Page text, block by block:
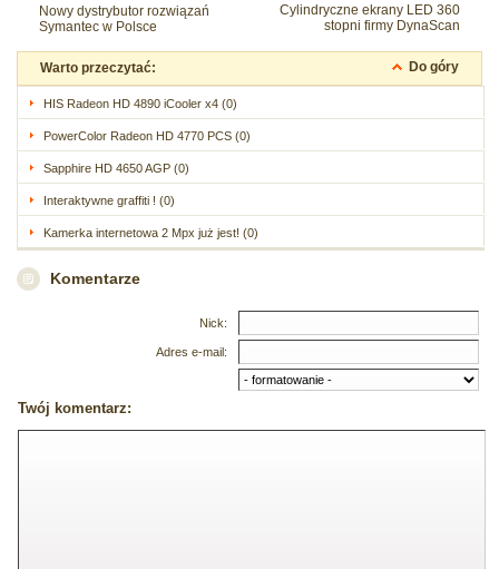
Nowy dystrybutor rozwiązań
Symantec w Polsce
Cylindryczne ekrany LED 360
stopni firmy DynaScan
Warto przeczytać: Do góry
HIS Radeon HD 4890 iCooler x4 (0)
PowerColor Radeon HD 4770 PCS (0)
Sapphire HD 4650 AGP (0)
Interaktywne graffiti ! (0)
Kamerka internetowa 2 Mpx już jest! (0)
Komentarze
Nick:
Adres e-mail:
Twój komentarz: